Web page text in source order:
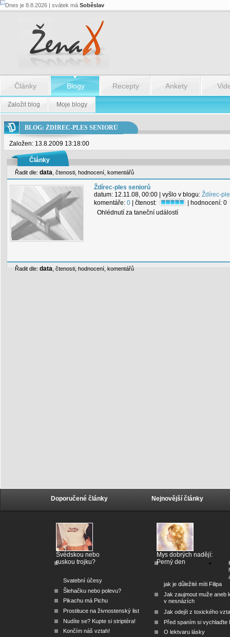
Dnes je 8.8.2026 | svátek má Soběslav
Články Blogy Recepty Ankety
Založit blog Moje blogy
BLOG: ŽDÍREC-PLES SENIORŮ
Založen: 13.8.2009 13:18:00
Články
Řadit dle: data čtenosti hodnocení komentářů
Ždírec-ples seniorů
datum: 12.11.08, 00:00 | vyšlo v blogu: Ždírec-
komentáře: 0 | čtenost: | hodnocení: 0
Ohlédnutí za taneční událostí
Řadit dle: data čtenosti hodnocení komentářů
Doporučené články
Švédskou nebo
ruskou trojku?
Svatební účesy
Šlehačku nebo polevu?
Pikachu má Pichu
Prostituce na živnostenský list
Nudíte se? Kupte si striptéra!
Končím náš vztah!
Nejnovější články
Mys dobrých nadějí:
Perný den
jak je důležité míti Filipa
Jak zaujmout muže aneb
v nesnázích
Jak odejít z toxického
Před spaním si vychlaďte
O lektvaru lásky